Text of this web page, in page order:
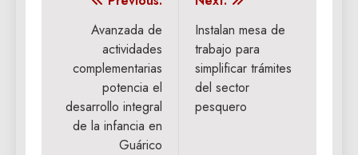
entradas
Avanzada de
actividades
complementarias
potencia el
desarrollo integral
de la infancia en
Guárico
Instalan mesa de
trabajo para
simplificar trámites
del sector
pesquero